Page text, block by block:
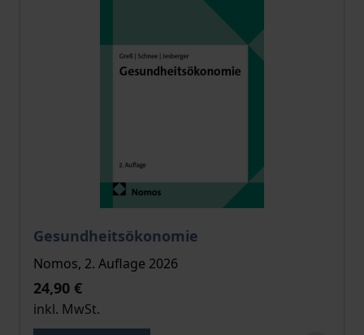
Gesundheitsökonomie
Der Preis dieses Titels richtet sich nach der
Nomos, 2. Auflage 2026
24,90 €
inkl. MwSt.